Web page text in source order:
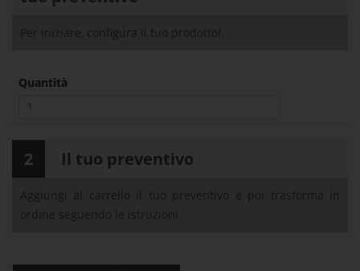
Per iniziare, configura il tuo prodotto!
Quantità
2 Il tuo preventivo
Aggiungi al carrello il tuo preventivo e poi trasforma in
ordine seguendo le istruzioni